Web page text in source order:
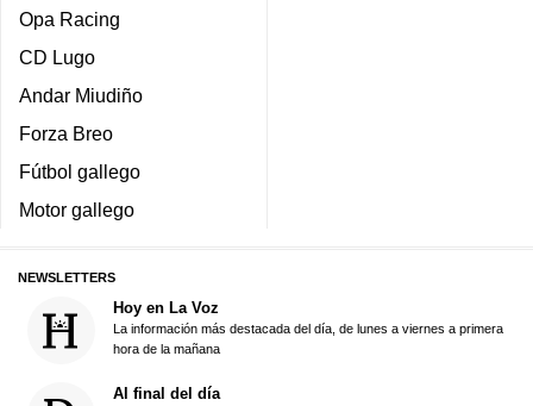
Opa Racing
CD Lugo
Andar Miudiño
Forza Breo
Fútbol gallego
Motor gallego
NEWSLETTERS
Hoy en La Voz
La información más destacada del día, de lunes a viernes a primera
hora de la mañana
Al final del día